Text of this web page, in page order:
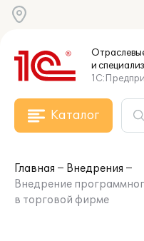
и
Каталог
Главная
Внедрения
Внедрение
в торговой фирме